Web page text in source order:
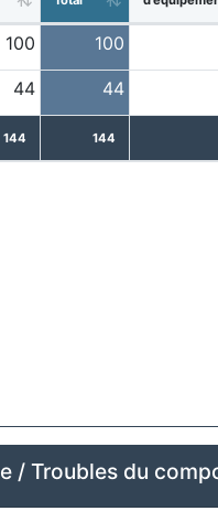
100 100
44 44
144 144
/ Troubles du